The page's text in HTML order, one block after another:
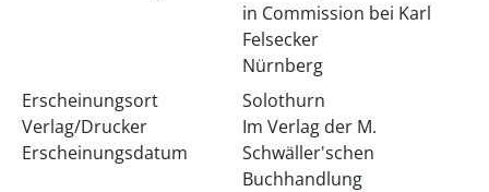
in Commission bei Karl
Felsecker
Nürnberg
Erscheinungsort
Verlag/Drucker
Erscheinungsdatum
Solothurn
Im Verlag der M.
Schwäller'schen
Buchhandlung